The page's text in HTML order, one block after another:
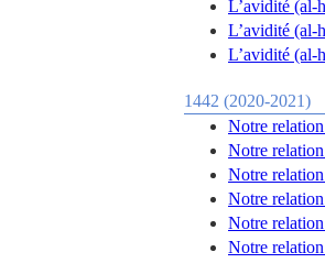
1442 (2020-2021)
Notre
Notre
Notre
Notre
Notre
Notre